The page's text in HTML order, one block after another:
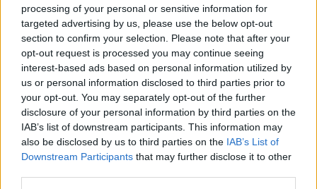
processing of your personal or sensitive information for
targeted advertising by us, please use the below opt-out
section to confirm your selection. Please note that after your
opt-out request is processed you may continue seeing
interest-based ads based on personal information utilized by
us or personal information disclosed to third parties prior to
your opt-out. You may separately opt-out of the further
disclosure of your personal information by third parties on the
IAB’s list of downstream participants. This information may
also be disclosed by us to third parties on the IAB’s List of
Downstream Participants that may further disclose it to other